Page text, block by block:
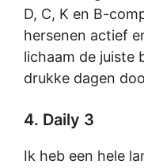
D, C, K en B-
hersenen actief
lichaam de juiste
drukke dagen
4. Daily 3
Ik heb een hele